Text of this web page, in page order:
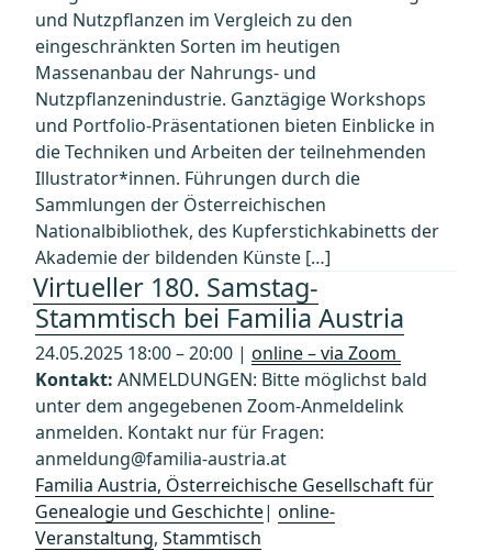
und Nutzpflanzen im Vergleich zu den
eingeschränkten Sorten im heutigen
Massenanbau der Nahrungs- und
Nutzpflanzenindustrie. Ganztägige Workshops
und Portfolio-Präsentationen bieten Einblicke in
die Techniken und Arbeiten der teilnehmenden
Illustrator*innen. Führungen durch die
Sammlungen der Österreichischen
Nationalbibliothek, des Kupferstichkabinetts der
Akademie der bildenden Künste […]
Virtueller 180. Samstag-
Stammtisch bei Familia Austria
24.05.2025 18:00 – 20:00 | online – via Zoom
Kontakt: ANMELDUNGEN: Bitte möglichst bald
unter dem angegebenen Zoom-Anmeldelink
anmelden. Kontakt nur für Fragen:
anmeldung@familia-austria.at
Familia Austria, Österreichische Gesellschaft für
Genealogie und Geschichte| online-
Veranstaltung, Stammtisch